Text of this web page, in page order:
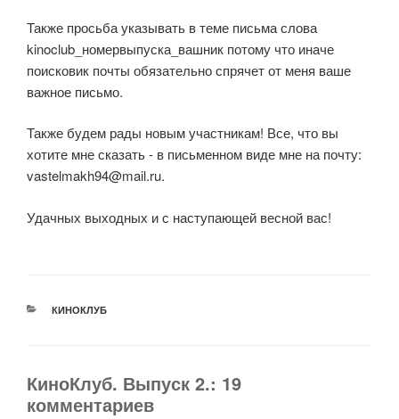
Также просьба указывать в теме письма слова
kinoclub_номервыпуска_вашник потому что иначе
поисковик почты обязательно спрячет от меня ваше
важное письмо.
Также будем рады новым участникам! Все, что вы
хотите мне сказать - в письменном виде мне на почту:
vastelmakh94@mail.ru.
Удачных выходных и с наступающей весной вас!
РУБРИКИ
КИНОКЛУБ
КиноКлуб. Выпуск 2.: 19
комментариев